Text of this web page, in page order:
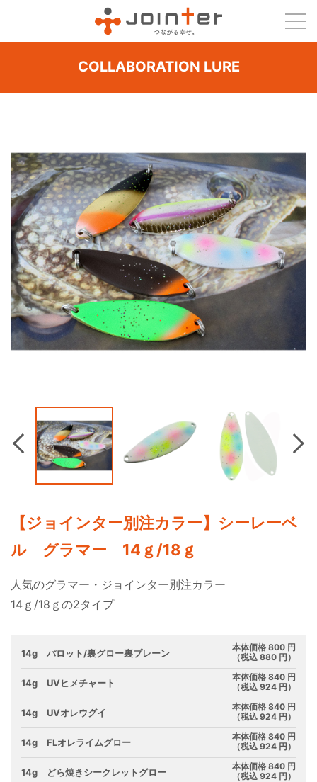
COLLABORATION LURE
Previous
Next
【ジョインター別注カラー】シーレーベ
ル グラマー 14ｇ/18ｇ
人気のグラマー・ジョインター別注カラー
14ｇ/18ｇの2タイプ
14g パロット/裏グロー裏プレーン
本体価格 800 円
（税込 880 円）
14g UVヒメチャート
本体価格 840 円
（税込 924 円）
14g UVオレウグイ
本体価格 840 円
（税込 924 円）
14g FLオレライムグロー
本体価格 840 円
（税込 924 円）
14g どら焼きシークレットグロー
本体価格 840 円
（税込 924 円）